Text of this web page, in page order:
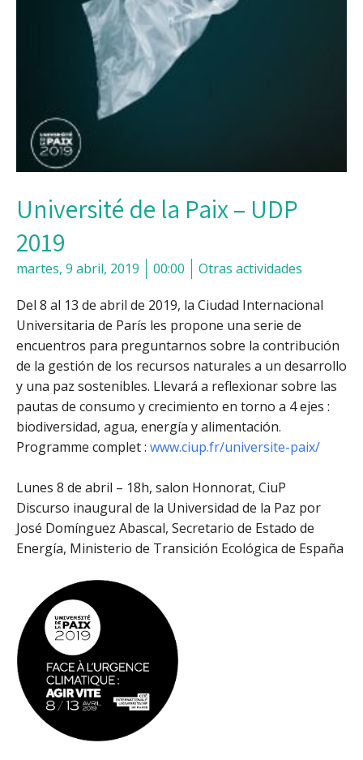
Université de la Paix – UDP
2019
martes, 9 abril, 2019 00:00 Otras actividades
Del 8 al 13 de abril de 2019, la Ciudad Internacional
Universitaria de París les propone una serie de
encuentros para preguntarnos sobre la contribución
de la gestión de los recursos naturales a un desarrollo
y una paz sostenibles. Llevará a reflexionar sobre las
pautas de consumo y crecimiento en torno a 4 ejes :
biodiversidad, agua, energía y alimentación.
Programme complet : www.ciup.fr/universite-paix/
Lunes 8 de abril – 18h, salon Honnorat, CiuP
Discurso inaugural de la Universidad de la Paz por
José Domínguez Abascal, Secretario de Estado de
Energía, Ministerio de Transición Ecológica de España